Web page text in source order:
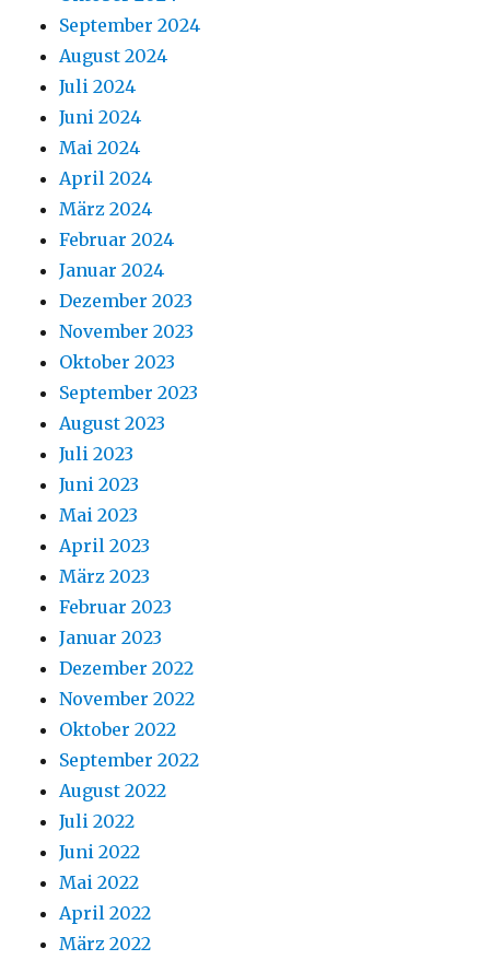
September 2024
August 2024
Juli 2024
Juni 2024
Mai 2024
April 2024
März 2024
Februar 2024
Januar 2024
Dezember 2023
November 2023
Oktober 2023
September 2023
August 2023
Juli 2023
Juni 2023
Mai 2023
April 2023
März 2023
Februar 2023
Januar 2023
Dezember 2022
November 2022
Oktober 2022
September 2022
August 2022
Juli 2022
Juni 2022
Mai 2022
April 2022
März 2022